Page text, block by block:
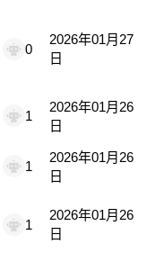
0
2026年01月27
日
1
2026年01月26
日
1
2026年01月26
日
1
2026年01月26
日